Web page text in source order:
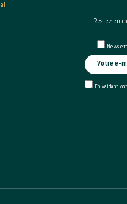
: oui
: oui
Restez en
En validant